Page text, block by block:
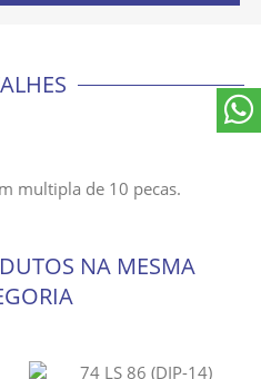
multipla de 10 pecas.
NA MESMA